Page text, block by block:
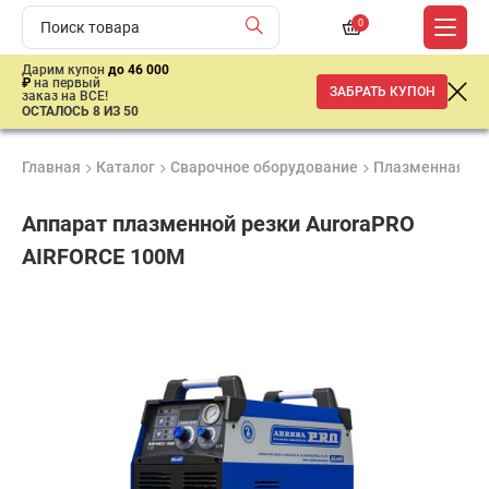
0
Дарим купон до 46 000
₽ на первый
заказ на ВСЕ!
ОСТАЛОСЬ 8 ИЗ 50
ЗАБРАТЬ КУПОН
Главная Каталог Сварочное оборудование Плазменная
Аппарат плазменной резки AuroraPRO
AIRFORCE 100M
рыночной